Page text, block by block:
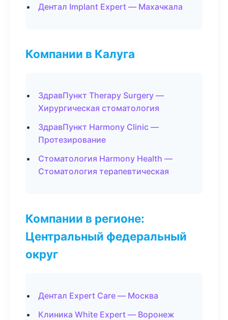
Дентал Implant Expert — Махачкала
Компании в Калуга
ЗдравПункт Therapy Surgery —
Хирургическая стоматология
ЗдравПункт Harmony Clinic —
Протезирование
Стоматология Harmony Health —
Стоматология терапевтическая
Компании в регионе:
Центральный федеральный
округ
Дентал Expert Care — Москва
Клиника White Expert — Воронеж